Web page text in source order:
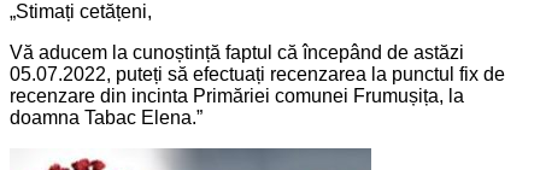
„Stimați cetățeni,
Vă aducem la cunoștință faptul că începând de astăzi
05.07.2022, puteți să efectuați recenzarea la punctul fix de
recenzare din incinta Primăriei comunei Frumușița, la
doamna Tabac Elena.”